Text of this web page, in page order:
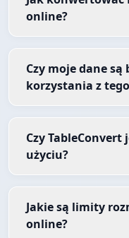
online?
Czy moje dane są
korzystania z
Czy
użyciu?
Jakie są limity
online?